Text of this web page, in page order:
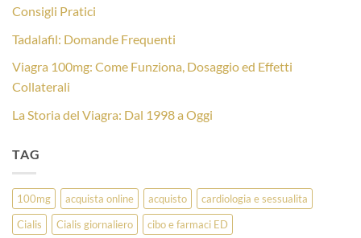
Consigli Pratici
Tadalafil: Domande Frequenti
Viagra 100mg: Come Funziona, Dosaggio ed Effetti
Collaterali
La Storia del Viagra: Dal 1998 a Oggi
TAG
100mg acquista online acquisto
cardiologia e sessualita
Cialis
Cialis giornaliero
cibo e farmaci ED